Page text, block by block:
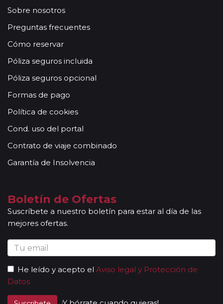
Sobre nosotros
Preguntas frecuentes
Cómo reservar
Póliza seguros incluida
Póliza seguros opcional
Formas de pago
Política de cookies
Cond. uso del portal
Contrato de viaje combinado
Garantía de Insolvencia
Boletín de Ofertas
Suscríbete a nuestro boletín para estar al día de las
mejores ofertas.
He leído y acepto el Aviso legal y Protección de
Datos